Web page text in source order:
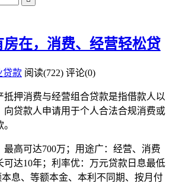
在，消费、经营轻松贷
贷款 阅读(722) 评论(0)
押消费与经营组合贷款是指借款人以
向贷款人申请用于个人合法合规消费或
高可达700万；用途广：经营、消费
可达10年；利率优：万元贷款日息最低
息、等额本金、本利不同期、按月付